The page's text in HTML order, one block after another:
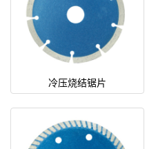
冷压烧结锯片